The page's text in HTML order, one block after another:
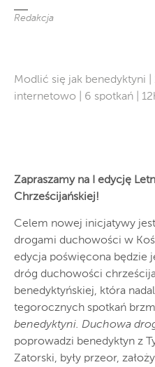
Redakcja
Modlić się jak benedyktyni
internetowo | 6 spotkań |
Zapraszamy na I edycję
Chrześcijańskiej!
Celem nowej inicjatywy
drogami duchowości w
edycja poświęcona będzie
dróg duchowości
benedyktyńskiej, która
tegorocznych spotkań
benedyktyni. Duchowa
poprowadzi benedyktyn z
Zatorski, były przeor,